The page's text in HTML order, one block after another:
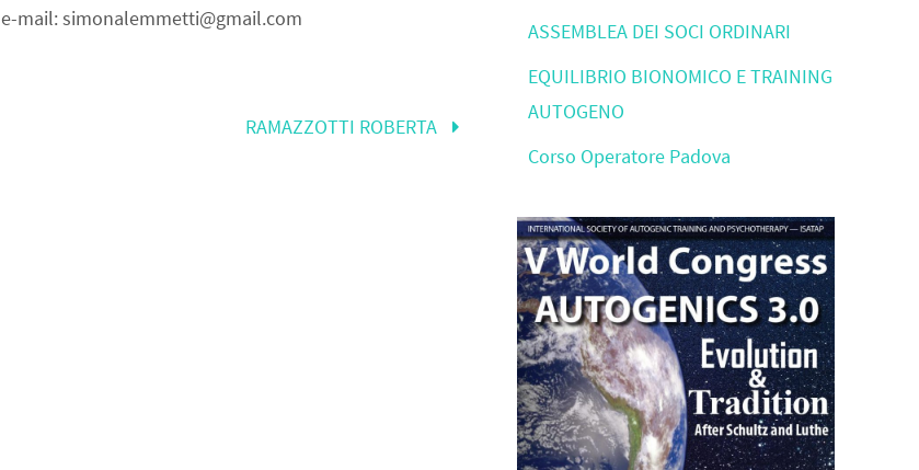
e-mail: simonalemmetti@gmail.com
RAMAZZOTTI ROBERTA
ASSEMBLEA DEI SOCI ORDINARI
EQUILIBRIO BIONOMICO E TRAINING
AUTOGENO
Corso Operatore Padova